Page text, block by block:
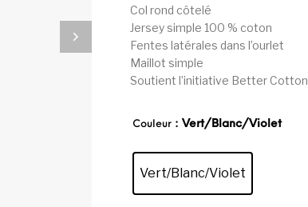
Col rond côtelé
Jersey simple 100 % coton
Fentes latérales dans l’ourlet
Maillot simple
Soutient l’initiative Better Cotton
Couleur : Vert/Blanc/Violet
Vert/Blanc/Violet